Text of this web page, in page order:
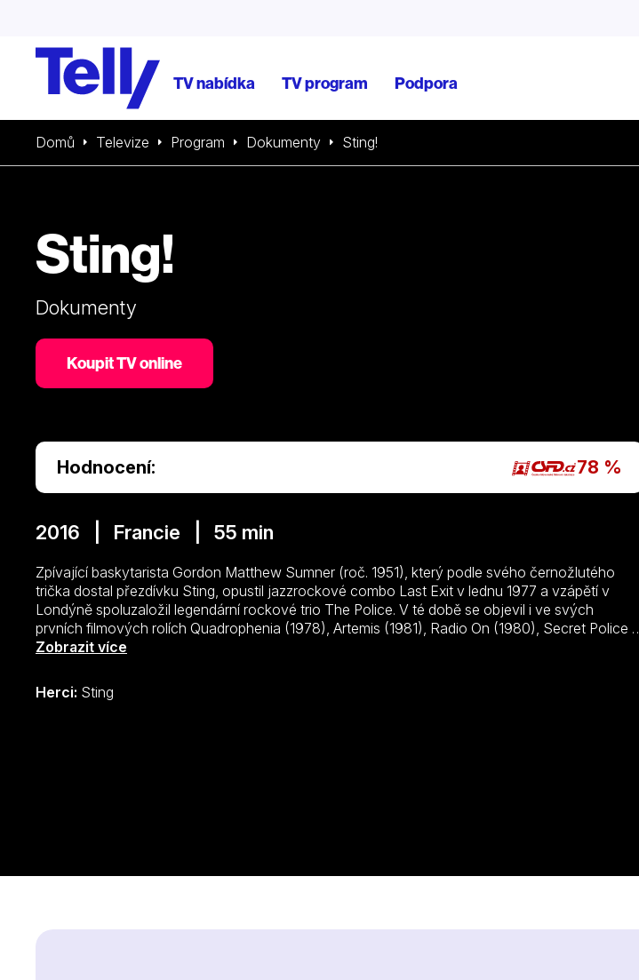
TV nabídka TV program Podpora
Domů Televize Program Dokumenty Sting!
Sting!
Dokumenty
Koupit TV online
Hodnocení: 78 %
2016 | Francie | 55 min
Zpívající baskytarista Gordon Matthew Sumner (roč. 1951), který podle svého černožlutého
trička dostal přezdívku Sting, opustil jazzrockové combo Last Exit v lednu 1977 a vzápětí v
Londýně spoluzaložil legendární rockové trio The Police. V té době se objevil i ve svých
prvních filmových rolích Quadrophenia (1978), Artemis (1981), Radio On (1980), Secret Police –
Man’s Other Ball (1981), Dune (1984). Jeho progresivní smýšlení se projevilo účastí na turné
roce 1987 založil vlastní vydavatelství Pangaea. V roce 1989 hraje ve Washingtonu v divadelní
hře Třígrošová opera. Spolupracoval s dvorním aranžérem Milese Davise – s Gilem Evansem, a
Zobrazit více
Herci: Sting